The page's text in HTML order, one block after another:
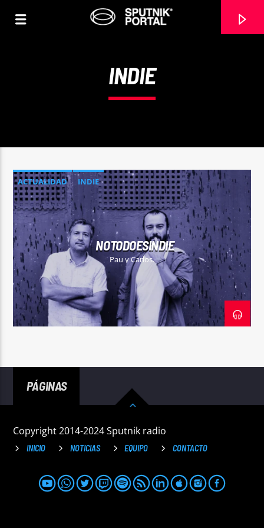
CANCIÓN ACTUAL
NO TITLES AVAILABLE
INDIE
ACTUALIDAD INDIE
NOTODOESINDIE
Pau y Carlos.
PÁGINAS
Copyright 2014-2024 Sputnik radio
INICIO NOTICIAS EQUIPO CONTACTO